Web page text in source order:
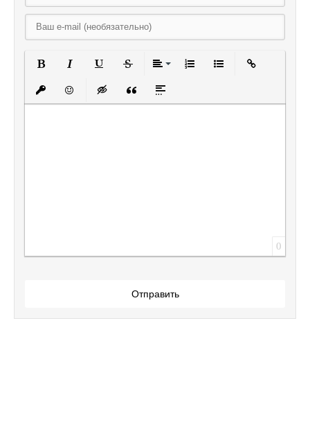
Полужирный
Курсив
Вставить защищенную ссылку
Вставить смайлик
Вставка скрытого текста
Вставка цитаты
Вставка спойлера
0
Отправить